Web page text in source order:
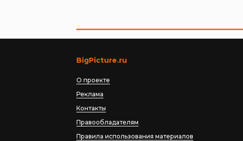
BigPicture.ru
О проекте
Реклама
Контакты
Правообладателям
Правила использования материалов